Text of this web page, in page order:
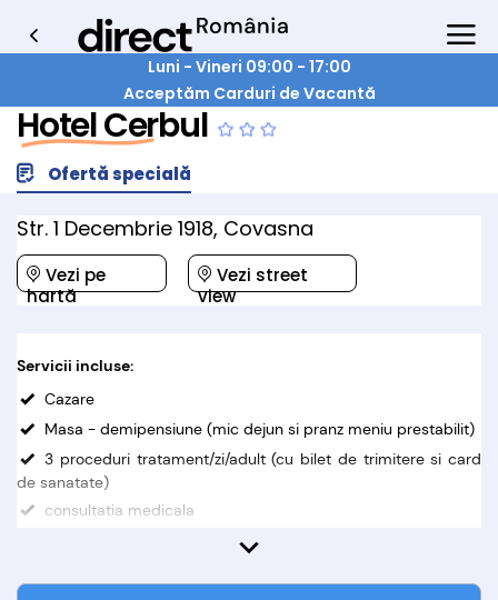
Luni - Vineri 09:00 - 17:00
Acceptăm Carduri de Vacantă
Hotel Cerbul
Ofertă specială
Str. 1 Decembrie 1918, Covasna
Vezi pe
hartă
Vezi street
view
Servicii incluse:
Cazare
Masa - demipensiune (mic dejun si pranz meniu prestabilit)
3 proceduri tratament/zi/adult (cu bilet de trimitere si card
de sanatate)
consultatia medicala
Oferte sunt valabile exclusiv cu prezentarea biletului de trimitere